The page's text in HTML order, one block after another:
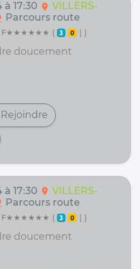
à 17:30 location_on VILLERS-
Parcours route
F★★★★★★ ( 3 0 | )
doucement
Rejoindre
à 17:30 location_on VILLERS-
Parcours route
F★★★★★★ ( 3 0 | )
doucement